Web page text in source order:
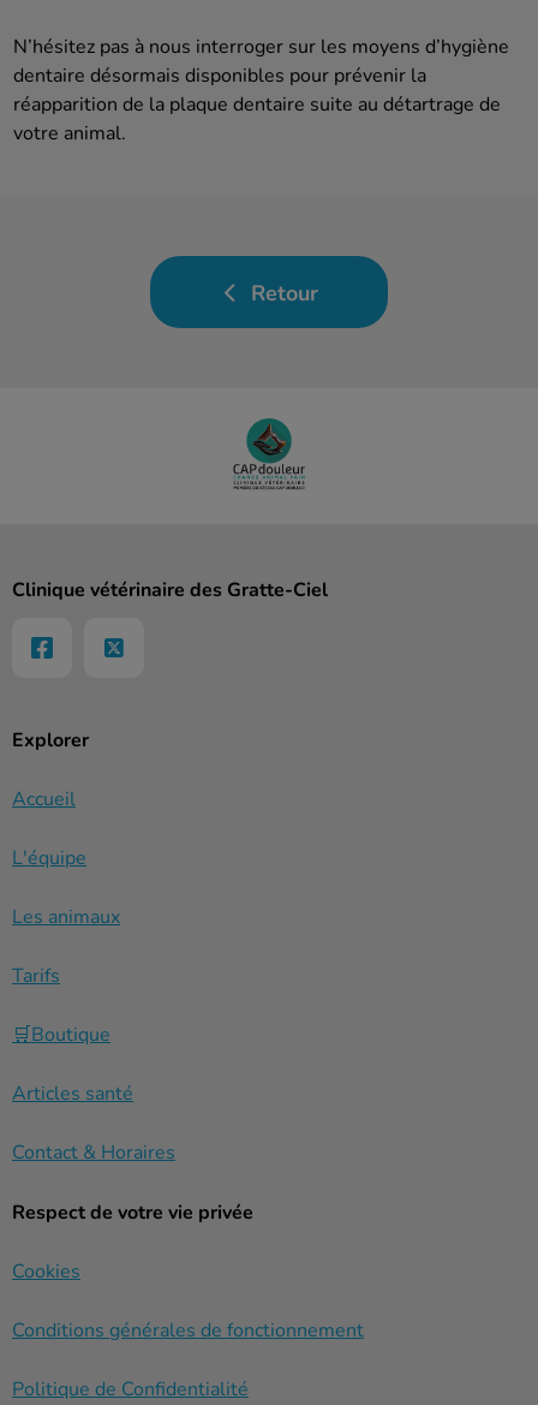
N’hésitez pas à nous interroger sur les moyens d’hygiène
dentaire désormais disponibles pour prévenir la
réapparition de la plaque dentaire suite au détartrage de
votre animal.
Retour
Explorer
Accueil
L'équipe
Les animaux
Tarifs
🛒Boutique
Articles santé
Contact & Horaires
Respect de votre vie privée
Cookies
Conditions générales de fonctionnement
Politique de Confidentialité
Clinique vétérinaire des Gratte-Ciel